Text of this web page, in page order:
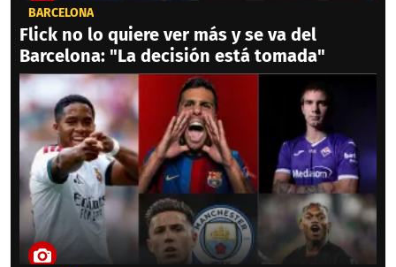
BARCELONA
Flick no lo quiere ver más y se va del
Barcelona: "La decisión está tomada"